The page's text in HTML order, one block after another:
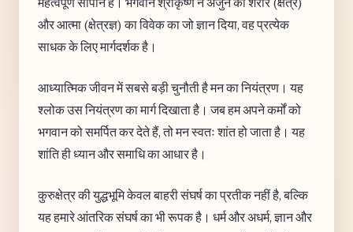
महत्वपूर्ण सोपान है। भगवान श्रीकृष्ण ने अर्जुन को शरीर (क्षेत्र)
और आत्मा (क्षेत्रज्ञ) का विवेक का जो ज्ञान दिया, वह प्रत्येक
साधक के लिए मार्गदर्शक है।
आध्यात्मिक जीवन में सबसे बड़ी चुनौती है मन का नियंत्रण। यह
श्लोक उस नियंत्रण का मार्ग दिखाता है। जब हम अपने कर्मों को
भगवान को समर्पित कर देते हैं, तो मन स्वतः शांत हो जाता है। यह
शांति ही ध्यान और समाधि का आधार है।
कुरुक्षेत्र की युद्धभूमि केवल बाहरी संघर्ष का प्रतीक नहीं है, बल्कि
यह हमारे आंतरिक संघर्ष का भी रूपक है। धर्म और अधर्म, ज्ञान और